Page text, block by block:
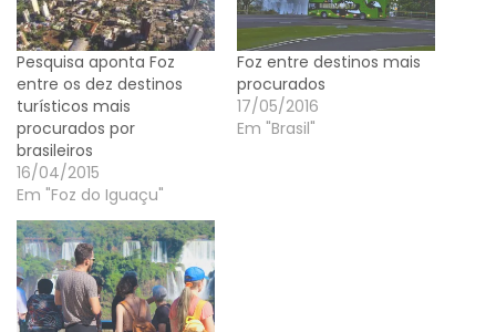
Pesquisa aponta Foz
entre os dez destinos
turísticos mais
procurados por
brasileiros
16/04/2015
Em "Foz do Iguaçu"
Foz entre destinos mais
procurados
17/05/2016
Em "Brasil"